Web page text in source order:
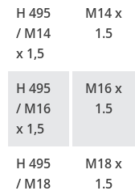
H 495
/ M14
x 1,5
M14 x
1.5
H 495
/ M16
x 1,5
M16 x
1.5
H 495
/ M18
M18 x
1.5